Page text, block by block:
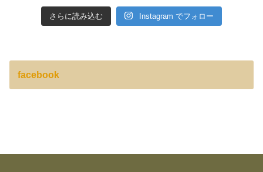
さらに読み込む Instagram でフォロー
facebook